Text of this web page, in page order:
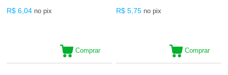
R$ 6,04 no pix
Comprar
R$ 5,75 no pix
Comprar